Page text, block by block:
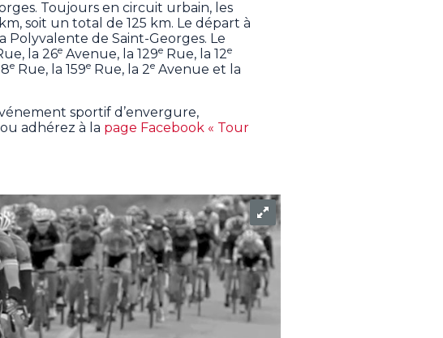
Toujours en circuit urbain, les
soit un total de 125 km. Le départ à
Polyvalente de Saint-Georges. Le
la 26e Avenue, la 129e Rue, la 12e
e Rue, la 159e Rue, la 2e Avenue et la
sportif d’envergure,
ou adhérez à la page Facebook « Tour